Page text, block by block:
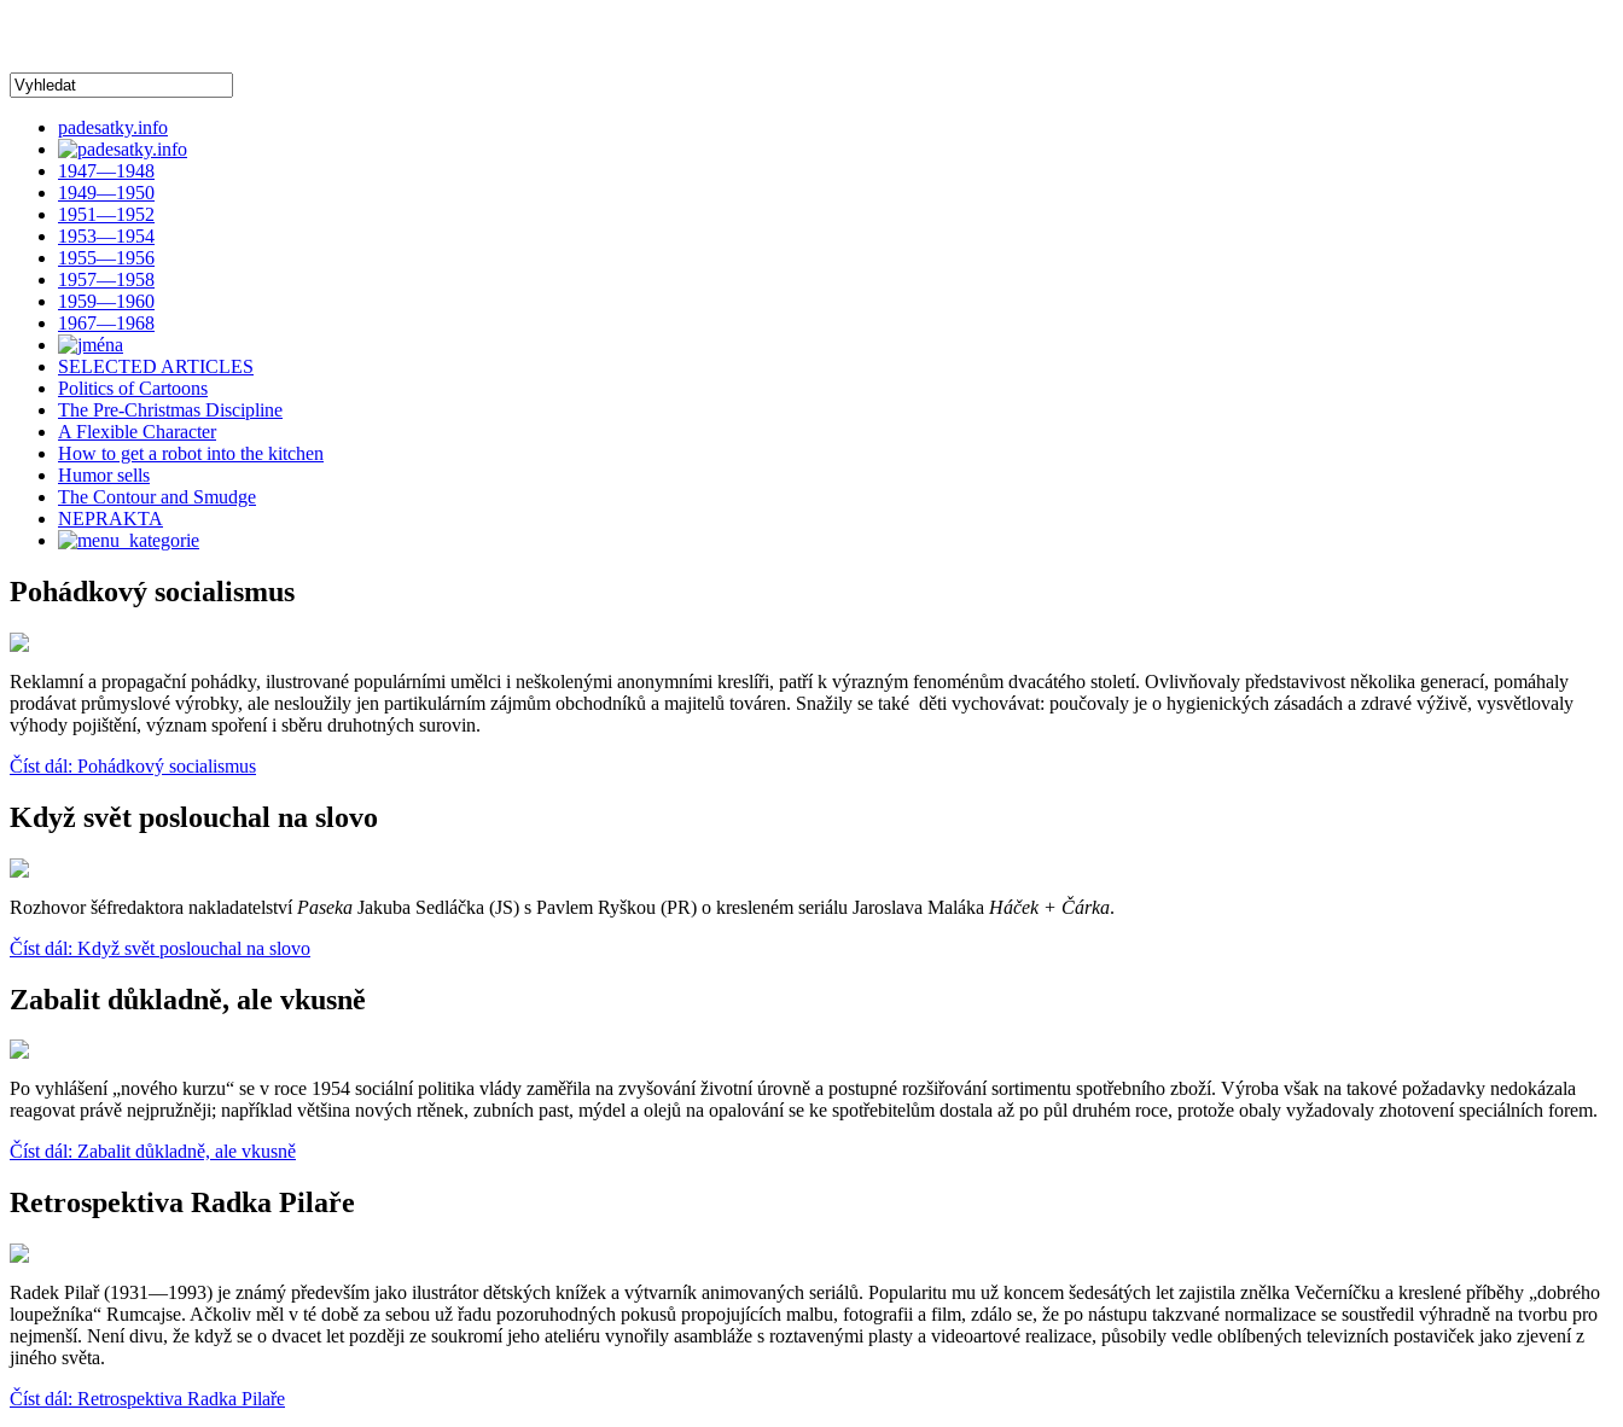
padesatky.info
1947—1948
1949—1950
1951—1952
1953—1954
1955—1956
1957—1958
1959—1960
1967—1968
SELECTED ARTICLES
Politics of Cartoons
The Pre-Christmas Discipline
A Flexible Character
How to get a robot into the kitchen
Humor sells
The Contour and Smudge
NEPRAKTA
Pohádkový socialismus
Reklamní a propagační pohádky, ilustrované populárními umělci i neškolenými anonymními kreslíři, patří k výrazným fenoménům dvacátého století. Ovlivňovaly představivost několika generací, pomáhaly
prodávat průmyslové výrobky, ale nesloužily jen partikulárním zájmům obchodníků a majitelů továren. Snažily se také děti vychovávat: poučovaly je o hygienických zásadách a zdravé výživě, vysvětlovaly
výhody pojištění, význam spoření i sběru druhotných surovin.
Číst dál: Pohádkový socialismus
Když svět poslouchal na slovo
Rozhovor šéfredaktora nakladatelství Paseka Jakuba Sedláčka (JS) s Pavlem Ryškou (PR) o kresleném seriálu Jaroslava Maláka Háček + Čárka.
Číst dál: Když svět poslouchal na slovo
Zabalit důkladně, ale vkusně
Po vyhlášení „nového kurzu“ se v roce 1954 sociální politika vlády zaměřila na zvyšování životní úrovně a postupné rozšiřování sortimentu spotřebního zboží. Výroba však na takové požadavky nedokázala
reagovat právě nejpružněji; například většina nových rtěnek, zubních past, mýdel a olejů na opalování se ke spotřebitelům dostala až po půl druhém roce, protože obaly vyžadovaly zhotovení speciálních forem.
Číst dál: Zabalit důkladně, ale vkusně
Retrospektiva Radka Pilaře
Radek Pilař (1931—1993) je známý především jako ilustrátor dětských knížek a výtvarník animovaných seriálů. Popularitu mu už koncem šedesátých let zajistila znělka Večerníčku a kreslené příběhy „dobrého
loupežníka“ Rumcajse. Ačkoliv měl v té době za sebou už řadu pozoruhodných pokusů propojujících malbu, fotografii a film, zdálo se, že po nástupu takzvané normalizace se soustředil výhradně na tvorbu pro
nejmenší. Není divu, že když se o dvacet let později ze soukromí jeho ateliéru vynořily asambláže s roztavenými plasty a videoartové realizace, působily vedle oblíbených televizních postaviček jako zjevení z
jiného světa.
Číst dál: Retrospektiva Radka Pilaře